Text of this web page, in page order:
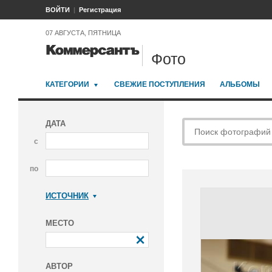
ВОЙТИ Регистрация
07 АВГУСТА, ПЯТНИЦА
Фото
КАТЕГОРИИ СВЕЖИЕ ПОСТУПЛЕНИЯ АЛЬБОМЫ
ДАТА
с
по
ИСТОЧНИК
МЕСТО
АВТОР